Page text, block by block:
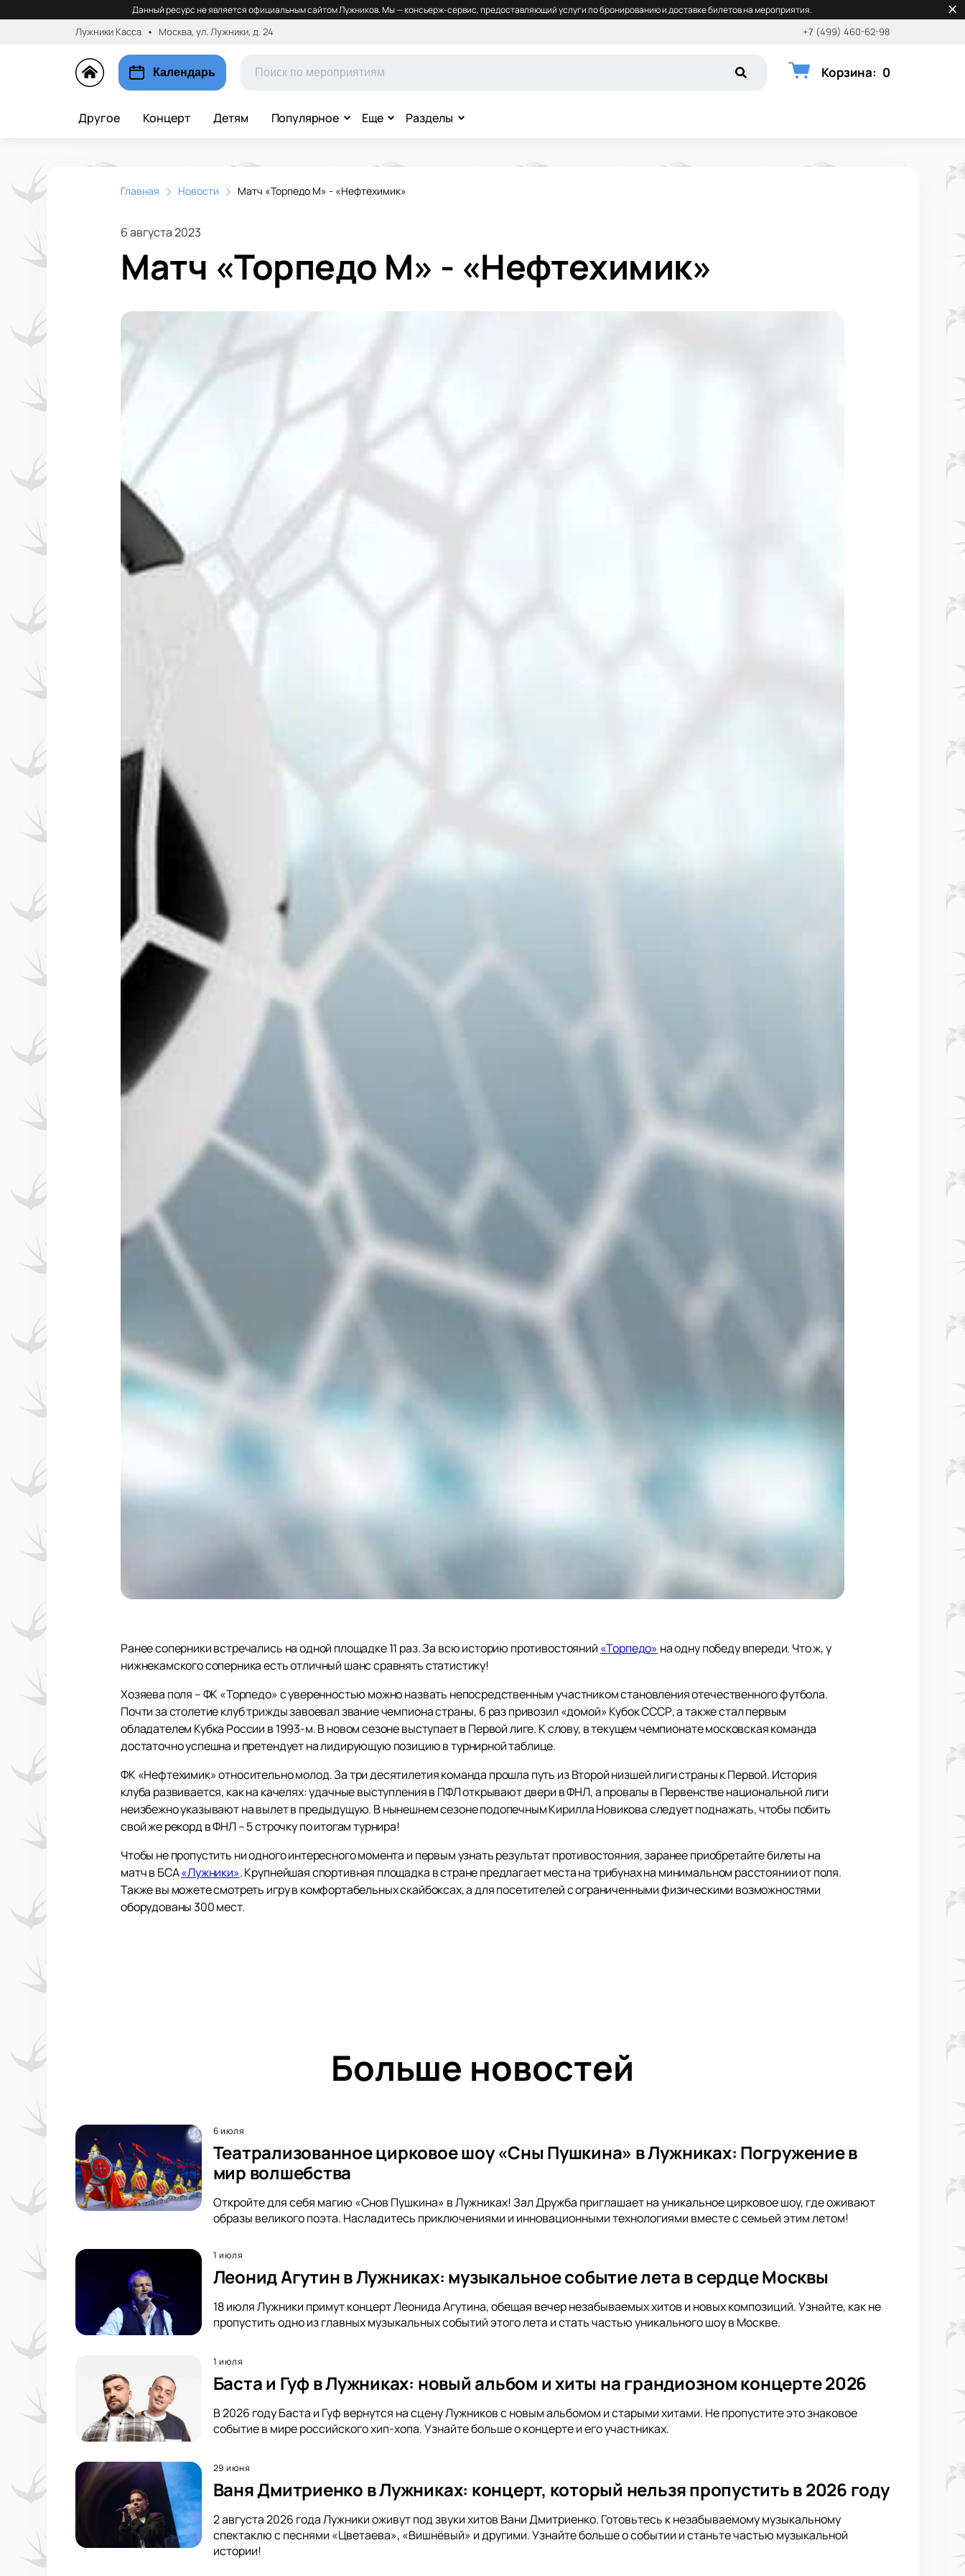
Данный ресурс не является официальным сайтом Лужников. Мы — консьерж-сервис, предоставляющий услуги по бронированию и доставке билетов на мероприятия.
Лужники Касса Москва, ул. Лужники, д. 24 +7 (499) 460-62-98
Календарь Корзина: 0
Другое Концерт Детям Популярное Еще Разделы
Главная Новости Матч «Торпедо М» - «Нефтехимик»
6 августа 2023
Матч «Торпедо М» - «Нефтехимик»
Ранее соперники встречались на одной площадке 11 раз. За всю историю противостояний «Торпедо» на одну победу впереди. Что ж, у
нижнекамского соперника есть отличный шанс сравнять статистику!
Хозяева поля – ФК «Торпедо» с уверенностью можно назвать непосредственным участником становления отечественного футбола.
Почти за столетие клуб трижды завоевал звание чемпиона страны, 6 раз привозил «домой» Кубок СССР, а также стал первым
обладателем Кубка России в 1993-м. В новом сезоне выступает в Первой лиге. К слову, в текущем чемпионате московская команда
достаточно успешна и претендует на лидирующую позицию в турнирной таблице.
ФК «Нефтехимик» относительно молод. За три десятилетия команда прошла путь из Второй низшей лиги страны к Первой. История
клуба развивается, как на качелях: удачные выступления в ПФЛ открывают двери в ФНЛ, а провалы в Первенстве национальной лиги
неизбежно указывают на вылет в предыдущую. В нынешнем сезоне подопечным Кирилла Новикова следует поднажать, чтобы побить
свой же рекорд в ФНЛ – 5 строчку по итогам турнира!
Чтобы не пропустить ни одного интересного момента и первым узнать результат противостояния, заранее приобретайте билеты на
матч в БСА«Лужники». Крупнейшая спортивная площадка в стране предлагает места на трибунах на минимальном расстоянии от поля.
Также вы можете смотреть игру в комфортабельных скайбоксах, а для посетителей с ограниченными физическими возможностями
оборудованы 300 мест.
Больше новостей
6 июля
Театрализованное цирковое шоу «Сны Пушкина» в Лужниках: Погружение в
мир волшебства
Откройте для себя магию «Снов Пушкина» в Лужниках! Зал Дружба приглашает на уникальное цирковое шоу, где оживают
образы великого поэта. Насладитесь приключениями и инновационными технологиями вместе с семьей этим летом!
1 июля
Леонид Агутин в Лужниках: музыкальное событие лета в сердце Москвы
18 июля Лужники примут концерт Леонида Агутина, обещая вечер незабываемых хитов и новых композиций. Узнайте, как не
пропустить одно из главных музыкальных событий этого лета и стать частью уникального шоу в Москве.
1 июля
Баста и Гуф в Лужниках: новый альбом и хиты на грандиозном концерте 2026
В 2026 году Баста и Гуф вернутся на сцену Лужников с новым альбомом и старыми хитами. Не пропустите это знаковое
событие в мире российского хип-хопа. Узнайте больше о концерте и его участниках.
29 июня
Ваня Дмитриенко в Лужниках: концерт, который нельзя пропустить в 2026 году
2 августа 2026 года Лужники оживут под звуки хитов Вани Дмитриенко. Готовьтесь к незабываемому музыкальному
спектаклю с песнями «Цветаева», «Вишнёвый» и другими. Узнайте больше о событии и станьте частью музыкальной
истории!